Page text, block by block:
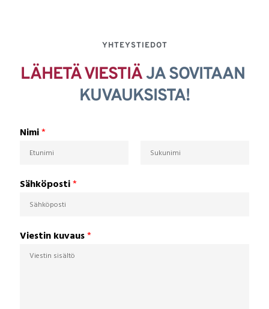
YHTEYSTIEDOT
LÄHETÄ VIESTIÄJA SOVITAAN
KUVAUKSISTA!
Nimi*
iSähköposti*
Viestin kuvaus*